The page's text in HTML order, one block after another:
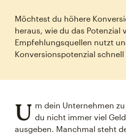
Möchtest du höhere
heraus, wie du das Potenzial
Empfehlungsquellen nutzt
Konversionspotenzial
U m dein Unternehmen
du nicht immer viel
ausgeben. Manchmal steht